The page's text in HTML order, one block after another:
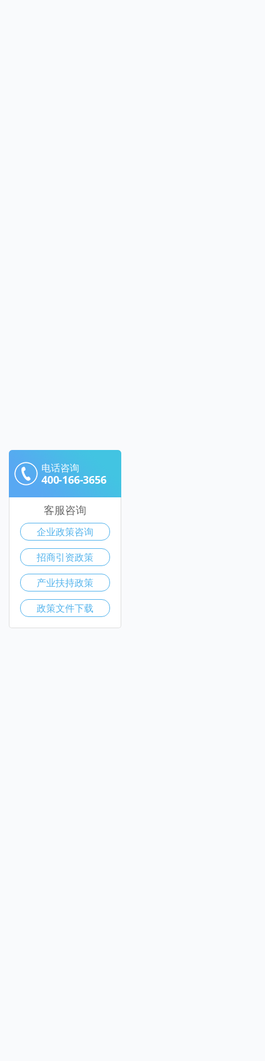
电话咨询
400-166-3656
客服咨询
企业政策咨询
招商引资政策
产业扶持政策
政策文件下载